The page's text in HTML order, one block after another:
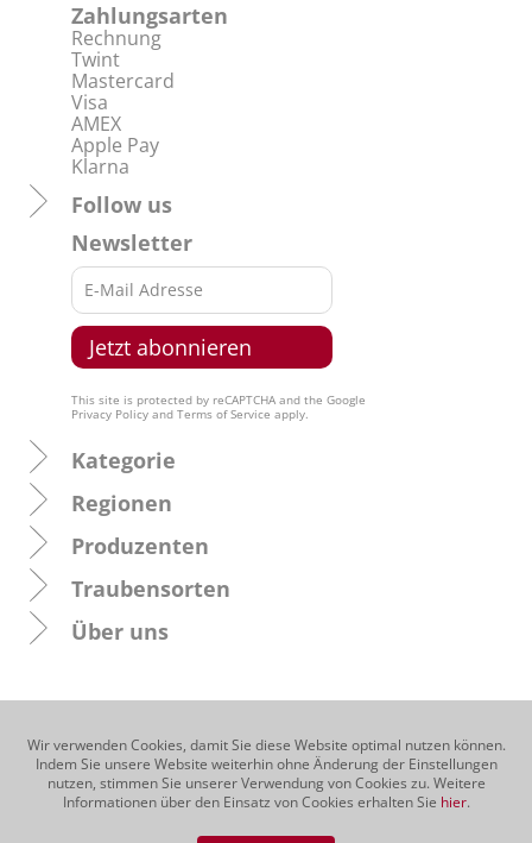
Wir verwenden Cookies, damit Sie diese Website optimal nutzen können.
Indem Sie unsere Website weiterhin ohne Änderung der Einstellungen
nutzen, stimmen Sie unserer Verwendung von Cookies zu. Weitere
Informationen über den Einsatz von Cookies erhalten Sie hier.
Zahlungsarten
Rechnung
Twint
Mastercard
Visa
AMEX
Apple Pay
Klarna
Follow us
Newsletter
This site is protected by reCAPTCHA and the Google
Privacy Policy and Terms of Service apply.
Kategorie
Regionen
Produzenten
Traubensorten
Über uns